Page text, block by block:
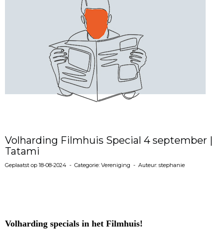
Volharding Filmhuis Special 4 september |
Tatami
Geplaatst op 18-08-2024 - Categorie: Vereniging - Auteur: stephanie
Volharding specials in het Filmhuis!